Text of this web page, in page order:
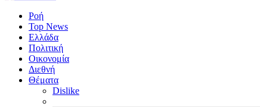
Ροή
Top News
Ελλάδα
Πολιτική
Οικονομία
Διεθνή
Θέματα
Dislike